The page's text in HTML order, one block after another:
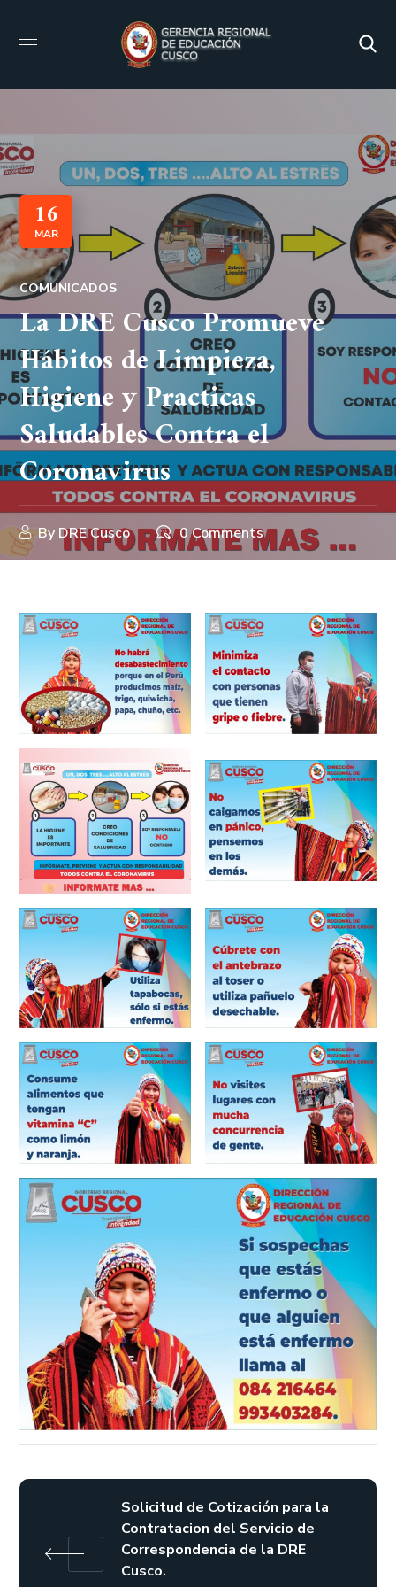
16
MAR
COMUNICADOS
La DRE Cusco Promueve
Hábitos de Limpieza,
Higiene y Practicas
Saludables Contra el
Coronavirus
By DRE Cusco 0 Comments
Solicitud de Cotización para la
Contratacion del Servicio de
Correspondencia de la DRE
Cusco.